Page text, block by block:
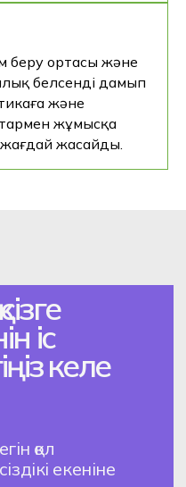
беру ортасы және
белсенді дамып
және
жұмысқа
жасайды.